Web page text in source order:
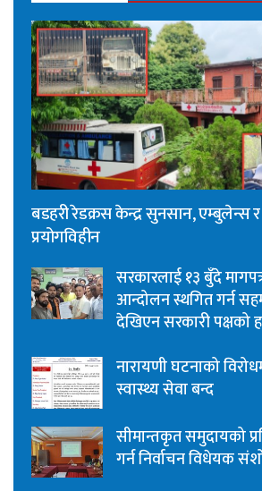
बडहरी रेडक्रस केन्द्र सुनसान,
प्रयोगविहीन
सरकारलाई १३ बुँदे
आन्दोलन स्थगित गर्न
देखिएन सरकारी पक्षको
नारायणी घटनाको
स्वास्थ्य सेवा बन्द
सीमान्तकृत समुदायको
गर्न निर्वाचन विधेयक